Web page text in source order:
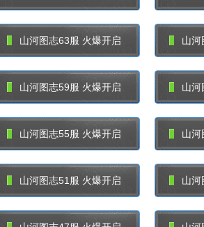
山河图志63服 火爆开启 山河
山河图志59服 火爆开启 山河
山河图志55服 火爆开启 山河
山河图志51服 火爆开启 山河